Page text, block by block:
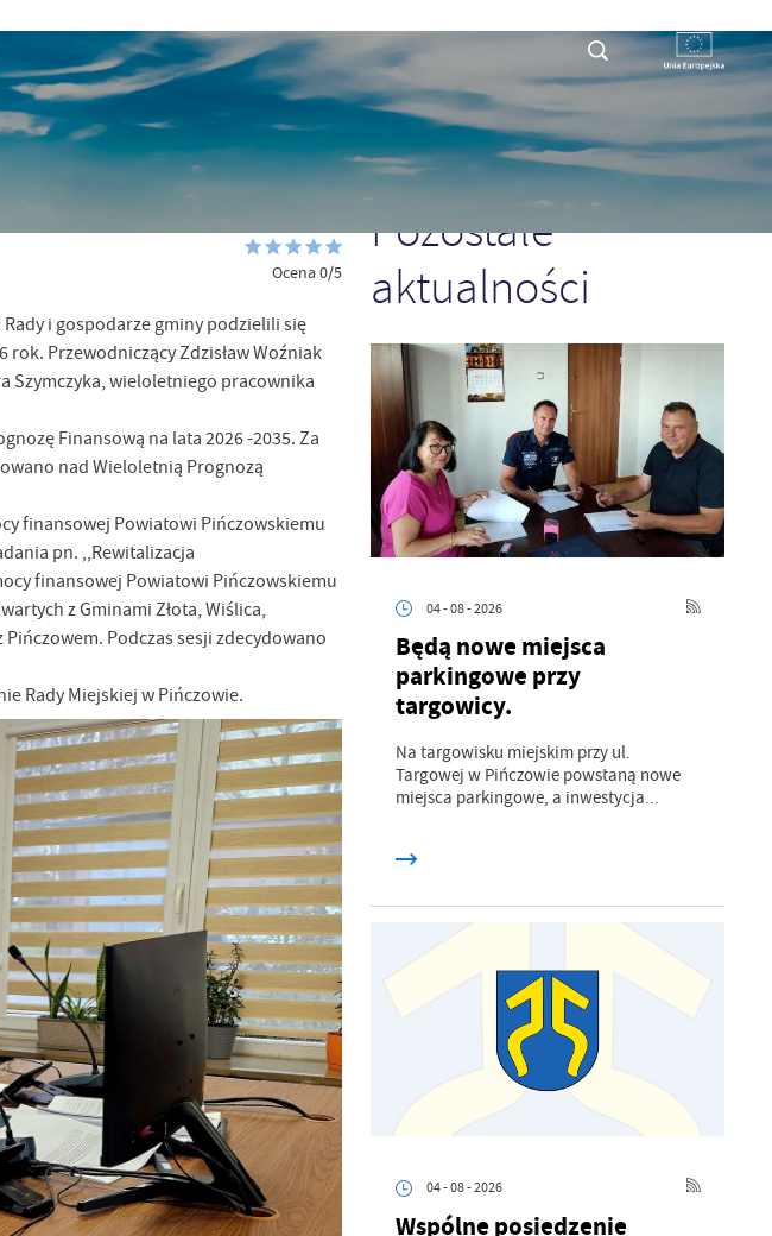
DLA TURYSTY DLA PRZEDSIĘBIORCY KONTAKT
POPRZEDNI NASTĘPNY
Ocena 0/5
i gospodarze gminy podzielili się
rok. Przewodniczący Zdzisław Woźniak
Szymczyka, wieloletniego pracownika
Finansową na lata 2026 -2035. Za
nad Wieloletnią Prognozą
finansowej Powiatowi Pińczowskiemu
pn. ,,Rewitalizacja
finansowej Powiatowi Pińczowskiemu
z Gminami Złota, Wiślica,
Podczas sesji zdecydowano
Rady Miejskiej w Pińczowie.
Pozostałe
aktualności
04 - 08 - 2026
Będą nowe miejsca
parkingowe przy
targowicy.
Na targowisku miejskim przy ul.
Targowej w Pińczowie powstaną nowe
miejsca parkingowe, a inwestycja...
04 - 08 - 2026
Wspólne posiedzenie